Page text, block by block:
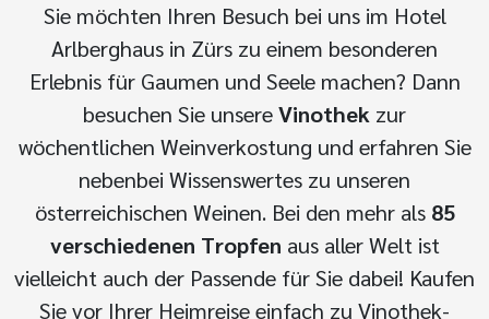
Sie möchten Ihren Besuch bei uns im Hotel
Arlberghaus in Zürs zu einem besonderen
Erlebnis für Gaumen und Seele machen? Dann
besuchen Sie unsereVinothek zur
wöchentlichen Weinverkostung und erfahren Sie
nebenbei Wissenswertes zu unseren
österreichischen Weinen. Bei den mehr als 85
verschiedenen Tropfen aus aller Welt ist
vielleicht auch der Passende für Sie dabei! Kaufen
Sie vor Ihrer Heimreise einfach zu Vinothek-